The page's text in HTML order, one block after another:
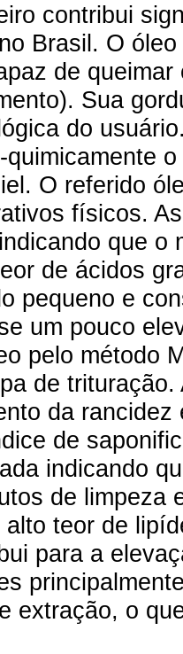
contribui
Brasil. O
de
Sua
do
O referido
físicos.
que o
de ácidos
pequeno e
um pouco
pelo método
de
da
de
indicando
de limpeza
teor de
para a
extração, o